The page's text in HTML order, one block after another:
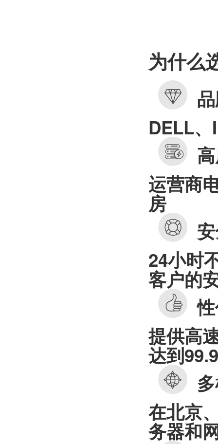
为什么
DELL
运营商
房
24小时
客户的
提供高
达到
在北京
务器和